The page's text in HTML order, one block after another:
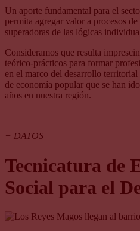
Un aporte fundamental para el
permita agregar valor a procesos
superadoras de las lógicas
Consideramos que resulta
teórico-prácticos para formar
en el marco del desarrollo
de economía popular que se han
años en nuestra región.
+ DATOS
Tecnicatura de
Social para el